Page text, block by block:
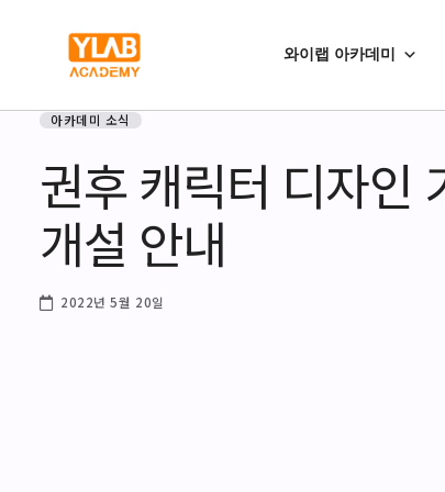
와이랩 아카데미
아카데미 소식
권후 캐릭터 디자인
개설 안내
2022년 5월 20일